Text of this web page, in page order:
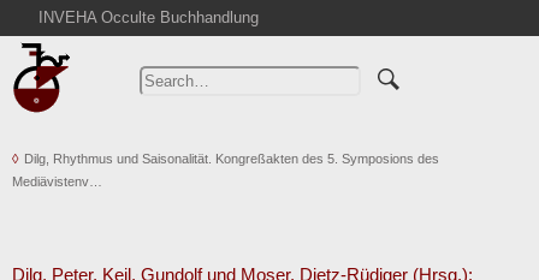
INVEHA Occulte Buchhandlung
Home
Advanced Search
Cart
Abbreviations
Dilg, Rhythmus und Saisonalität. Kongreßakten des 5. Symposions des
Mediävistenv…
Dilg, Peter, Keil, Gundolf und Moser, Dietz-Rüdiger (Hrsg.):